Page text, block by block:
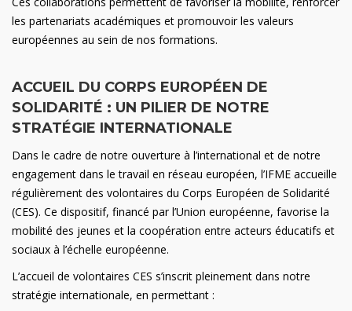
les partenariats académiques et promouvoir les valeurs
européennes au sein de nos formations.
ACCUEIL DU CORPS EUROPÉEN DE
SOLIDARITÉ : UN PILIER DE NOTRE
STRATÉGIE INTERNATIONALE
Dans le cadre de notre ouverture à l’international et de notre
engagement dans le travail en réseau européen, l’IFME accueille
régulièrement des volontaires du Corps Européen de Solidarité
(CES). Ce dispositif, financé par l’Union européenne, favorise la
mobilité des jeunes et la coopération entre acteurs éducatifs et
sociaux à l’échelle européenne.
L’accueil de volontaires CES s’inscrit pleinement dans notre
stratégie internationale, en permettant :